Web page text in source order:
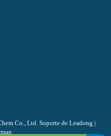
Co., Ltd. Soporte de Leadong |